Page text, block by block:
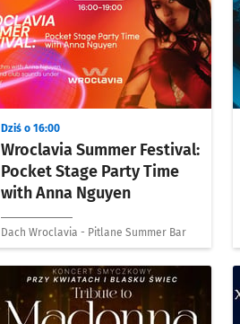
Wroclavia Summer Festival:
Pocket Stage Party Time
with Anna Nguyen
Dziś o 16:00
Dach Wroclavia - Pitlane Summer Bar